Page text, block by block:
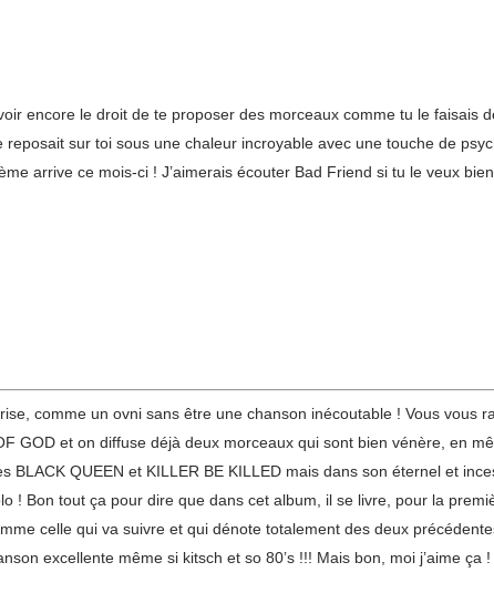
encore le droit de te proposer des morceaux comme tu le faisais
sur toi sous une chaleur incroyable avec une touche de
arrive ce mois-ci ! J’aimerais écouter Bad Friend si tu le veux
comme un ovni sans être une chanson inécoutable ! Vous vous
GOD et on diffuse déjà deux morceaux qui sont bien vénère, en
BLACK QUEEN et KILLER BE KILLED mais dans son éternel et
! Bon tout ça pour dire que dans cet album, il se livre, pour la
celle qui va suivre et qui dénote totalement des deux
excellente même si kitsch et so 80’s !!! Mais bon, moi j’aime ça !